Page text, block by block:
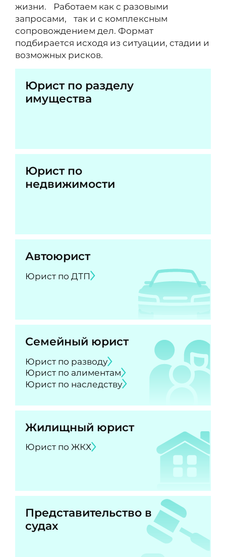
жизни. Работаем как с разовыми
запросами, так и с комплексным
сопровождением дел. Формат
подбирается исходя из ситуации, стадии и
возможных рисков.
Юрист по разделу
имущества
Юрист по
недвижимости
Автоюрист
Юрист по ДТП
Семейный юрист
Юрист по разводу
Юрист по алиментам
Юрист по наследству
Жилищный юрист
Юрист по ЖКХ
Представительство в
судах